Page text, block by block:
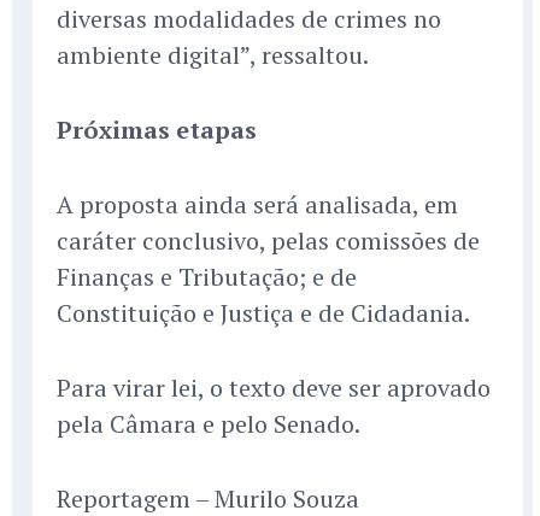
diversas modalidades de crimes no
ambiente digital”, ressaltou.
Próximas etapas
A proposta ainda será analisada, em
caráter conclusivo, pelas comissões de
Finanças e Tributação; e de
Constituição e Justiça e de Cidadania.
Para virar lei, o texto deve ser aprovado
pela Câmara e pelo Senado.
Reportagem – Murilo Souza